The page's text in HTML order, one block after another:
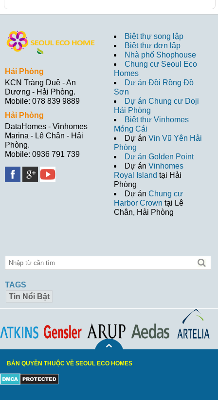
Hải Phòng
KCN Tràng Duệ - An
Dương - Hải Phòng.
Mobile: 078 839 9889
Hải Phòng
DataHomes - Vinhomes
Marina - Lê Chân - Hải
Phòng.
Mobile: 0936 791 739
Biệt thự song lập
Biệt thự đơn lập
Nhà phố Shophouse
Chung cư Seoul Eco
Homes
Dự án Đồi Rồng Đồ
Sơn
Dự án Chung cư Doji
Hải Phòng
Biệt thự Vinhomes
Móng Cái
Dự án Vin Vũ Yên Hải
Phòng
Dự án Golden Point
Dự án Vinhomes
Royal Island tại Hải
Phòng
Dự án Chung cư
Harbor Crown tại Lê
Chân, Hải Phòng
TAGS
Tin Nổi Bật
BẢN QUYỀN THUỘC VỀ SEOUL ECO HOMES